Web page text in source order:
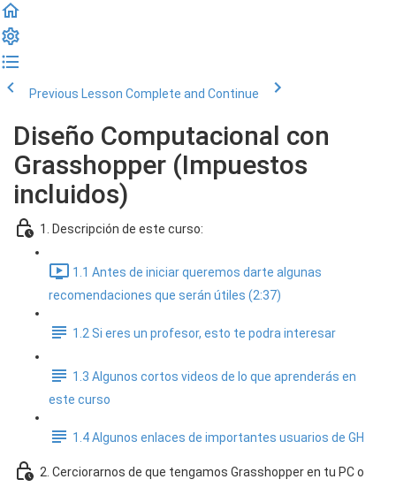
Previous Lesson Complete and Continue
Diseño Computacional con
Grasshopper (Impuestos
incluidos)
1. Descripción de este curso:
1.1 Antes de iniciar queremos darte algunas
recomendaciones que serán útiles (2:37)
1.2 Si eres un profesor, esto te podra interesar
1.3 Algunos cortos videos de lo que aprenderás en
este curso
1.4 Algunos enlaces de importantes usuarios de GH
2. Cerciorarnos de que tengamos Grasshopper en tu PC o